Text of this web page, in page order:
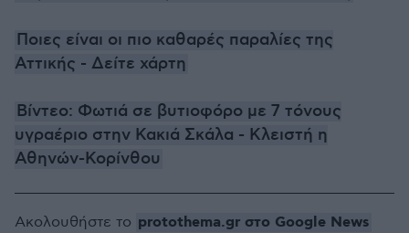
Ποιες είναι οι πιο καθαρές παραλίες της
Αττικής - Δείτε χάρτη
Βίντεο: Φωτιά σε βυτιοφόρο με 7 τόνους
υγραέριο στην Κακιά Σκάλα - Κλειστή η
Αθηνών-Κορίνθου
Ακολουθήστε το protothema.gr στο Google News